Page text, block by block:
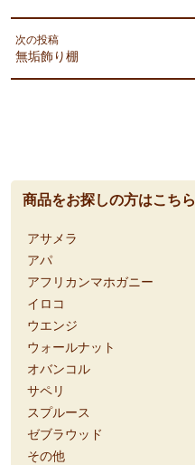
次の投稿
無垢飾り棚
商品をお探しの方はこちら
アサメラ
アパ
アフリカンマホガニー
イロコ
ウエンジ
ウォールナット
オバンコル
サペリ
スプルース
ゼブラウッド
その他